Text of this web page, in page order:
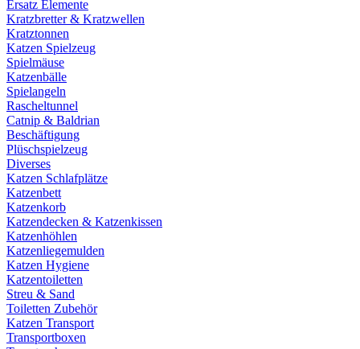
Ersatz Elemente
Kratzbretter & Kratzwellen
Kratztonnen
Katzen Spielzeug
Spielmäuse
Katzenbälle
Spielangeln
Rascheltunnel
Catnip & Baldrian
Beschäftigung
Plüschspielzeug
Diverses
Katzen Schlafplätze
Katzenbett
Katzenkorb
Katzendecken & Katzenkissen
Katzenhöhlen
Katzenliegemulden
Katzen Hygiene
Katzentoiletten
Streu & Sand
Toiletten Zubehör
Katzen Transport
Transportboxen